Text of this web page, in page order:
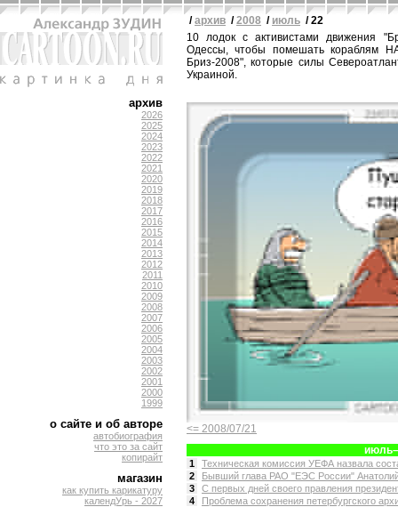
архив
2026
2025
2024
2023
2022
2021
2020
2019
2018
2017
2016
2015
2014
2013
2012
2011
2010
2009
2008
2007
2006
2005
2004
2003
2002
2001
2000
1999
о сайте и об авторе
автобиография
что это за сайт
копирайт
магазин
как купить карикатуру
календУрь - 2027
/архив /2008 / июль / 22
10 лодок с активистами движения
Одессы, чтобы помешать кораблям
Бриз-2008", которые силы
Украиной.
<= 2008/07/21
1
Техническая комиссия УЕФА назвала
2
Бывший глава РАО "ЕЭС России"
3
С первых дней своего правления
4
Проблема сохранения петербургского